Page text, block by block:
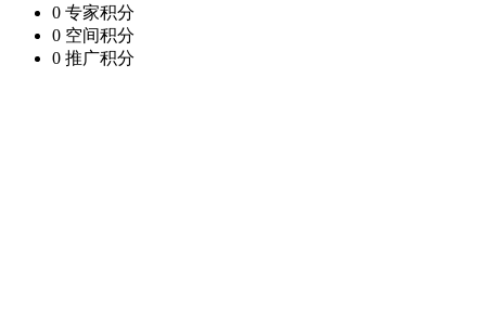
0 专家积分
0 空间积分
0 推广积分